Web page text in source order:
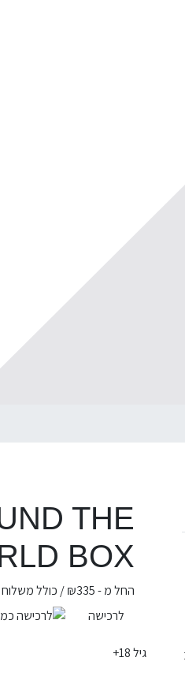
THE
BOX
החל מ - ₪335
/ כולל משלוח
לרכישה
גיל 18+